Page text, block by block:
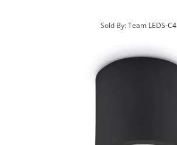
Sold By:Team LEDS-C4